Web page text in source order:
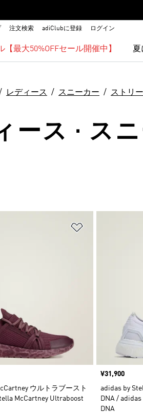
注文検索 adiClubに登録 ログイン
【最大50%OFFセール開催中】 夏
レディース スニーカー ストリ
ース · ス
ウルトラブースト
McCartney Ultraboost
価格
¥31,900
adidas by
DNA /
DNA